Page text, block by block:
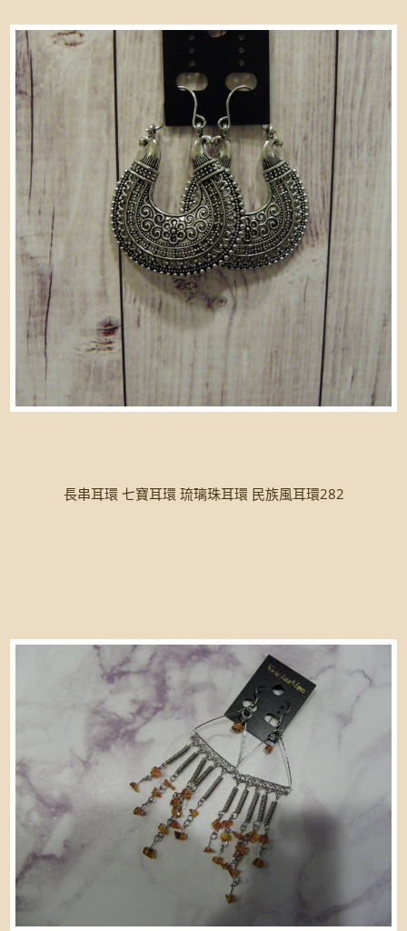
長串耳環 七寶耳環 琉璃珠耳環 民族風耳環282